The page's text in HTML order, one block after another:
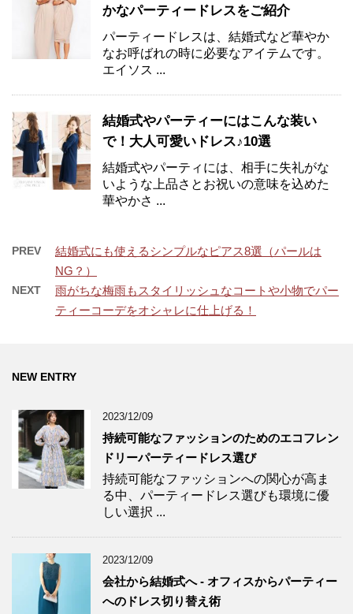
かなパーティードレスをご紹介
パーティードレスは、結婚式など華やか
なお呼ばれの時に必要なアイテムです。
エイソス ...
結婚式やパーティーにはこんな装い
で！大人可愛いドレス♪10選
結婚式やパーティには、相手に失礼がな
いような上品さとお祝いの意味を込めた
華やかさ ...
PREV
結婚式にも使えるシンプルなピアス8選（パールは
NG？）
NEXT
雨がちな梅雨もスタイリッシュなコートや小物でパー
ティーコーデをオシャレに仕上げる！
NEW ENTRY
2023/12/09
持続可能なファッションのためのエコフレン
ドリーパーティードレス選び
持続可能なファッションへの関心が高ま
る中、パーティードレス選びも環境に優
しい選択 ...
2023/12/09
会社から結婚式へ - オフィスからパーティー
へのドレス切り替え術